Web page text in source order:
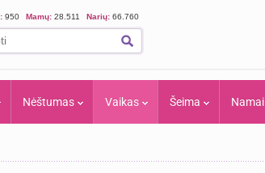
950 Mamų: 28.511 Narių: 66.760
Nėštumas Vaikas Šeima Namai